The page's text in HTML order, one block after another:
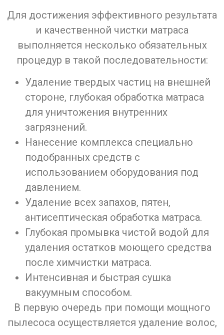
Для достижения эффективного результата
и качественной чистки матраса
выполняется несколько обязательных
процедур в такой последовательности:
Удаление твердых частиц на внешней
стороне, глубокая обработка матраса
для уничтожения внутренних
загрязнений.
Нанесение комплекса специально
подобранных средств с
использованием оборудования под
давлением.
Удаление всех запахов, пятен,
антисептическая обработка матраса.
Глубокая промывка чистой водой для
удаления остатков моющего средства
после химчистки матраса.
Интенсивная и быстрая сушка
вакуумным способом.
В первую очередь при помощи мощного
пылесоса осуществляется удаление волос,